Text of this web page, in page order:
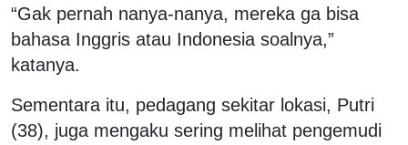
“Gak pernah nanya-nanya, mereka ga bisa
bahasa Inggris atau Indonesia soalnya,”
katanya.
Sementara itu, pedagang sekitar lokasi, Putri
(38), juga mengaku sering melihat pengemudi